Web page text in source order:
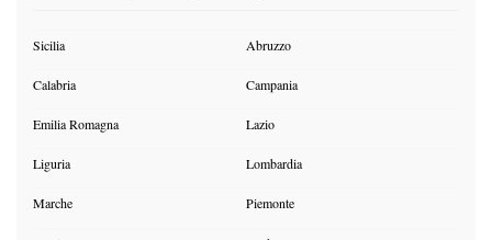
Sicilia Abruzzo
Calabria Campania
Emilia Romagna Lazio
Liguria Lombardia
Marche Piemonte